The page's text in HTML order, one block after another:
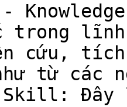
lĩnh
cứu,
từ các
Đây